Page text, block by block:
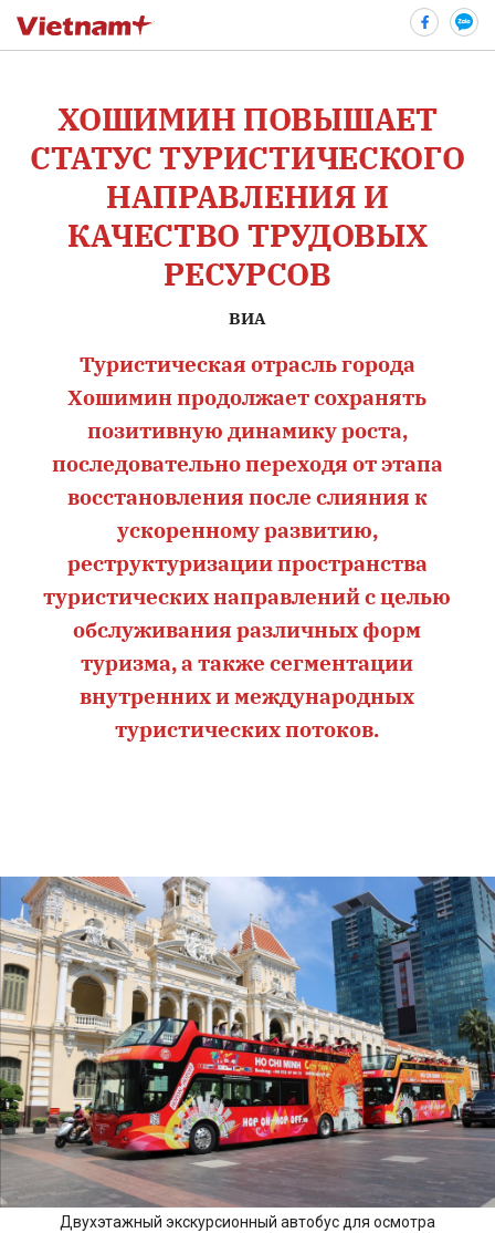
ХОШИМИН ПОВЫШАЕТ
СТАТУС ТУРИСТИЧЕСКОГО
НАПРАВЛЕНИЯ И
КАЧЕСТВО ТРУДОВЫХ
РЕСУРСОВ
ВИА
Туристическая отрасль города
Хошимин продолжает сохранять
позитивную динамику роста,
последовательно переходя от этапа
восстановления после слияния к
ускоренному развитию,
реструктуризации пространства
туристических направлений с целью
обслуживания различных форм
туризма, а также сегментации
внутренних и международных
туристических потоков.
Двухэтажный экскурсионный автобус для осмотра
luận
Hủy